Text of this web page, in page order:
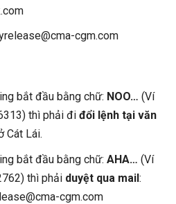
cgm.com
bắt đầu bằng chữ: NOO… (Ví
thì phải đi đổi lệnh tại văn
Cát Lái.
bắt đầu bằng chữ: AHA… (Ví
thì phải duyệt qua mail:
cgm.com